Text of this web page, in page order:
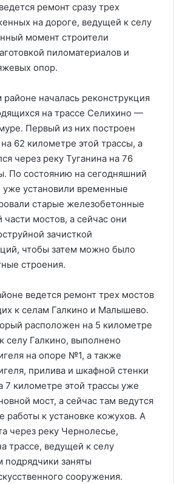
ремонт сразу трех
на дороге, ведущей к селу
момент строители
пиломатериалов и
опор.
началась реконструкция
на трассе Селихино —
Первый из них построен
62 километре этой трассы, а
через реку Туганина на 76
По состоянию на сегодняшний
уже установили временные
старые железобетонные
мостов, а сейчас они
зачисткой
чтобы затем можно было
строения.
ведется ремонт трех мостов
к селам Галкино и Малышево.
расположен на 5 километре
селу Галкино, выполнено
на опоре №1, а также
прилива и шкафной стенки
километре этой трассы уже
мост, а сейчас там ведутся
работы к установке кожухов. А
через реку Чернолесье,
трассе, ведущей к селу
заняты
сооружения.